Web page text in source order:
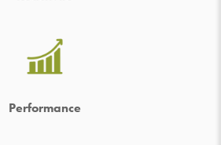
Performance